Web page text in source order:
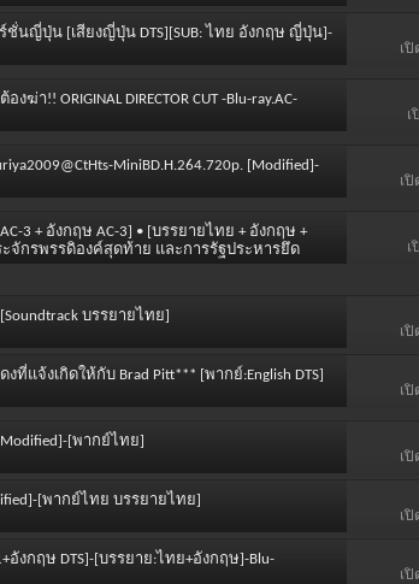
ชั่นญี่ปุ่น [เสียงญี่ปุ่น DTS][SUB: ไทย อังกฤษ ญี่ปุ่น]-
เปิ
!! ORIGINAL DIRECTOR CUT -Blu-ray.AC-
เ
MiniBD.H.264.720p. [Modified]-
เปิ
3 + อังกฤษ AC-3] • [บรรยายไทย + อังกฤษ +
ระจักรพรรดิองค์สุดท้าย และการรัฐประหารยึด
เ
บรรยายไทย]
เปิ
ที่แจ้งเกิดให้กับ Brad Pitt*** [พากย์:English DTS]
เปิ
[พากย์ไทย]
เปิ
[พากย์ไทย บรรยายไทย]
เปิ
อังกฤษ DTS]-[บรรยาย:ไทย+อังกฤษ]-Blu-
เปิ